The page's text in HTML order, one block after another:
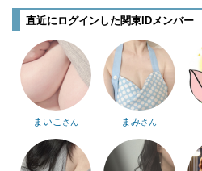
直近にログインした関東IDメンバー
まいこ さん まみさん